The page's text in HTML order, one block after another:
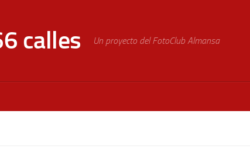
calles Un proyecto del FotoClub Almansa